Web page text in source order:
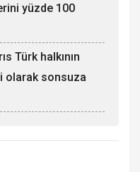
yüzde 100
Türk halkının
olarak sonsuza